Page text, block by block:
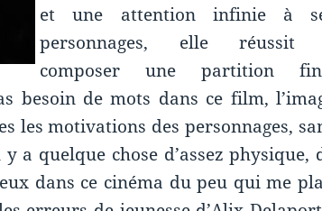
et une attention infinie à
personnages, elle réussit
composer une partition
besoin de mots dans ce film,
les motivations des personnages,
a quelque chose d’assez physique,
dans ce cinéma du peu qui me